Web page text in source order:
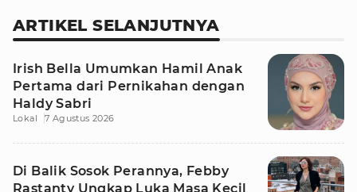
ARTIKEL SELANJUTNYA
Irish Bella Umumkan Hamil Anak
Pertama dari Pernikahan dengan
Haldy Sabri
Lokal 7 Agustus 2026
Di Balik Sosok Perannya, Febby
Rastanty Ungkap Luka Masa Kecil